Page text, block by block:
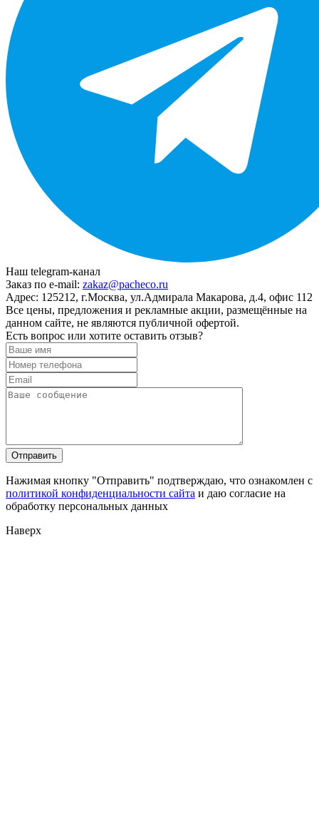
Наш telegram-канал
Заказ по e-mail: zakaz@pacheco.ru
Адрес: 125212, г.Москва, ул.Адмирала Макарова, д.4, офис 112
Все цены, предложения и рекламные акции, размещённые на
данном сайте, не являются публичной офертой.
Есть вопрос или хотите оставить отзыв?
Нажимая кнопку "Отправить" подтверждаю, что ознакомлен с
политикой конфиденциальности сайта и даю согласие на
обработку персональных данных
Наверх